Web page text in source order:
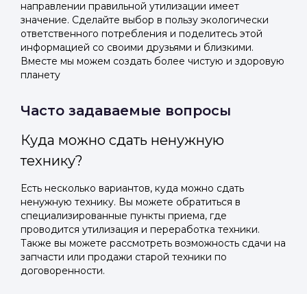
направлении правильной утилизации имеет
значение. Сделайте выбор в пользу экологически
ответственного потребления и поделитесь этой
информацией со своими друзьями и близкими.
Вместе мы можем создать более чистую и здоровую
планету
Часто задаваемые вопросы
Куда можно сдать ненужную
технику?
Есть несколько вариантов, куда можно сдать
ненужную технику. Вы можете обратиться в
специализированные пункты приема, где
проводится утилизация и переработка техники.
Также вы можете рассмотреть возможность сдачи на
запчасти или продажи старой техники по
договоренности.